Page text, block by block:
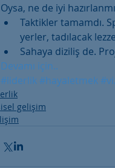
Oysa, ne de iyi
Taktikler tamamdı.
yerler, tadılacak
Sahaya diziliş de.
Devamı için..
#liderlik #hayaletmek
gelişim